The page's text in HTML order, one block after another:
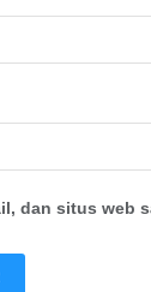
dan situs web